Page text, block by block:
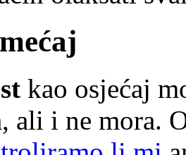
kao osjećaj
ali i ne mora.